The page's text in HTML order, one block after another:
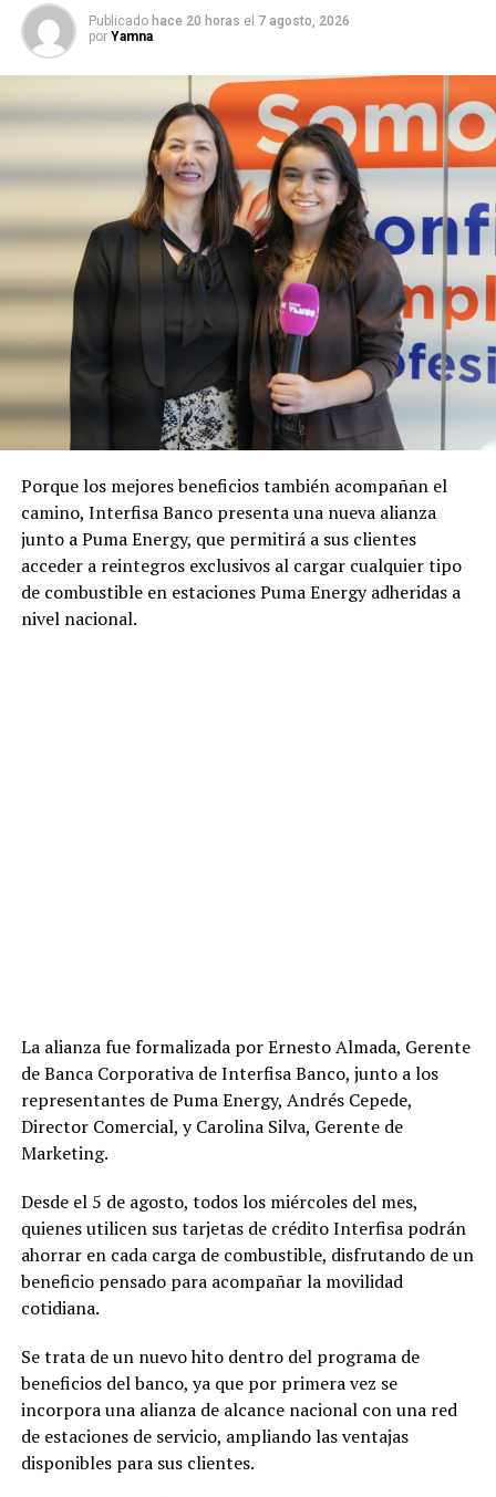
Publicado hace 20 horas el 7 agosto, 2026
por Yamna
Porque los mejores beneficios también acompañan el
camino, Interfisa Banco presenta una nueva alianza
junto a Puma Energy, que permitirá a sus clientes
acceder a reintegros exclusivos al cargar cualquier tipo
de combustible en estaciones Puma Energy adheridas a
nivel nacional.
La alianza fue formalizada por Ernesto Almada, Gerente
de Banca Corporativa de Interfisa Banco, junto a los
representantes de Puma Energy, Andrés Cepede,
Director Comercial, y Carolina Silva, Gerente de
Marketing.
Desde el 5 de agosto, todos los miércoles del mes,
quienes utilicen sus tarjetas de crédito Interfisa podrán
ahorrar en cada carga de combustible, disfrutando de un
beneficio pensado para acompañar la movilidad
cotidiana.
Se trata de un nuevo hito dentro del programa de
beneficios del banco, ya que por primera vez se
incorpora una alianza de alcance nacional con una red
de estaciones de servicio, ampliando las ventajas
disponibles para sus clientes.